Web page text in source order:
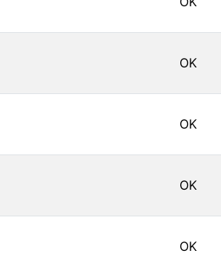
OK
OK
OK
OK